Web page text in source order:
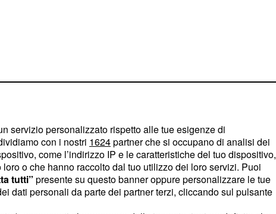
servizio personalizzato rispetto alle tue esigenze di
con i nostri 1624partner che si occupano di analisi dei
come l’indirizzo IP e le caratteristiche del tuo dispositivo,
o che hanno raccolto dal tuo utilizzo dei loro servizi. Puoi
tutti” presente su questo banner oppure personalizzare le tue
dati personali da parte dei partner terzi, cliccando sul pulsante